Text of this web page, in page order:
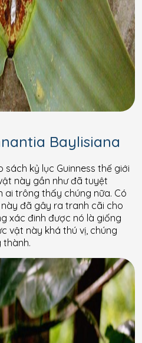
Baylisiana
kỷ lục Guinness thế giới
này gần như đã tuyệt
ai trông thấy chúng nữa. Có
đã gây ra tranh cãi cho
xác đinh được nó là giống
vật này khá thú vị, chúng
thành.